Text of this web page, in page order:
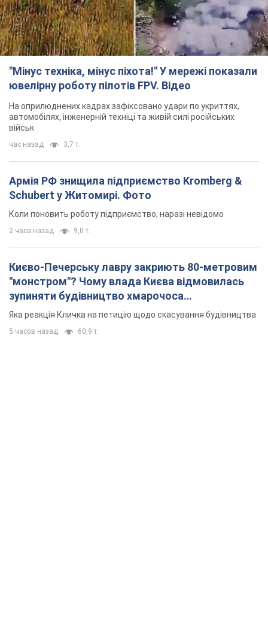
"Мінус техніка, мінус піхота!" У мережі показали
ювелірну роботу пілотів FPV. Відео
На оприлюднених кадрах зафіксовано удари по укриттях,
автомобілях, інженерній техніці та живій силі російських
військ
час назад 3,7 т.
Армія РФ знищила підприємство Kromberg &
Schubert у Житомирі. Фото
Коли поновить роботу підприємство, наразі невідомо
2 часа назад 9,0 т.
Києво-Печерську лавру закриють 80-метровим
"монстром"? Чому влада Києва відмовилась
зупиняти будівництво хмарочоса
"московського вірянина"
Яка реакція Кличка на петицію щодо скасування будівництва
5 часов назад 60,9 т.